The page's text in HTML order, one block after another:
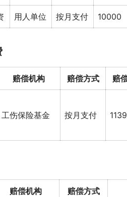
用人单位 按月支付 10000
赔偿机构 赔偿方式 赔
工伤保险基金 按月支付
赔偿机构 赔偿方式